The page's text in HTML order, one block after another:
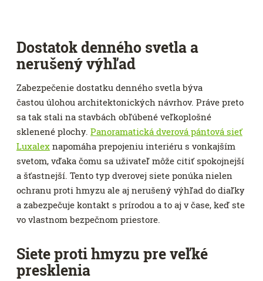
Dostatok denného svetla a
nerušený výhľad
Zabezpečenie dostatku denného svetla býva
častou úlohou architektonických návrhov. Práve preto
sa tak stali na stavbách obľúbené veľkoplošné
sklenené plochy. Panoramatická dverová pántová sieť
Luxalex napomáha prepojeniu interiéru s vonkajším
svetom, vďaka čomu sa uživateľ môže citiť spokojnejší
a šťastnejší. Tento typ dverovej siete ponúka nielen
ochranu proti hmyzu ale aj nerušený výhľad do diaľky
a zabezpečuje kontakt s prírodou a to aj v čase, keď ste
vo vlastnom bezpečnom priestore.
Siete proti hmyzu pre veľké
presklenia